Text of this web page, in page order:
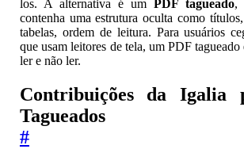
los. A alternativa é um PDF tagueado,
contenha uma estrutura oculta como
tabelas, ordem de leitura. Para usuários
que usam leitores de tela, um PDF tagueado
ler e não ler.
Contribuições da Igalia
Tagueados
#